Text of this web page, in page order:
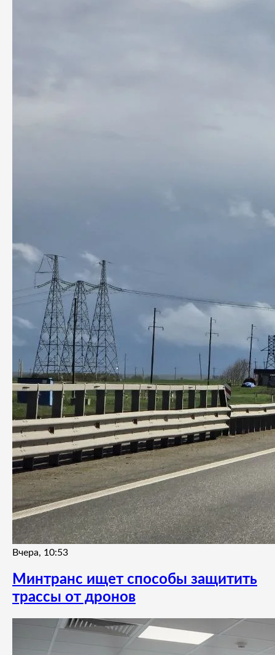
Вчера, 10:53
Минтранс ищет способы защитить
трассы от дронов